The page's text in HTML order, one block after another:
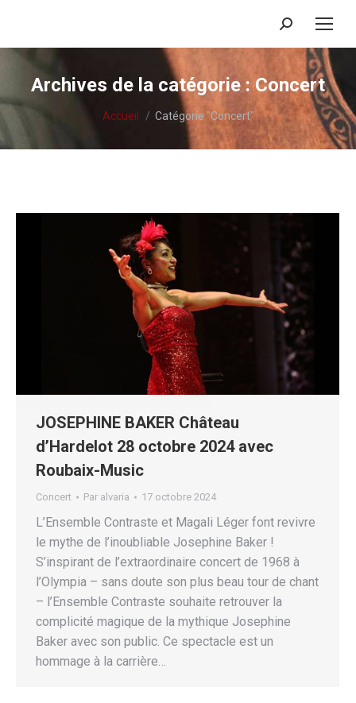
Recherche
:
Archives de la catégorie : Concert
Vous êtes ici :
Accueil Catégorie "Concert"
JOSEPHINE BAKER Château
d’Hardelot 28 octobre 2024 avec
Roubaix-Music
Concert Par alvaria 17 octobre 2024
L’Ensemble Contraste et Magali Léger font revivre
le mythe de l’inoubliable Josephine Baker !
S’inspirant de l’extraordinaire concert de 1968 à
l’Olympia – sans doute son plus beau tour de chant
– l’Ensemble Contraste souhaite retrouver la
complicité magique de la mythique Josephine
Baker avec son public. Ce spectacle est un
hommage à la carrière…